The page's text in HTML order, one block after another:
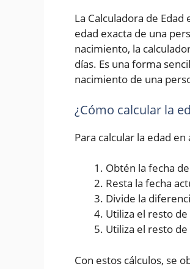
La Calculadora de
edad exacta de una
nacimiento, la
días. Es una forma
nacimiento de una
¿Cómo calcular la
Para calcular la edad
Obtén la fecha
Resta la fecha
Divide la
Utiliza el resto
Utiliza el resto
Con estos cálculos, se